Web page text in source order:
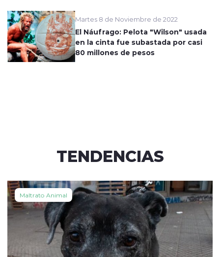
Martes 8 de Noviembre de 2022
El Náufrago: Pelota "Wilson" usada
en la cinta fue subastada por casi
80 millones de pesos
TENDENCIAS
Maltrato Animal